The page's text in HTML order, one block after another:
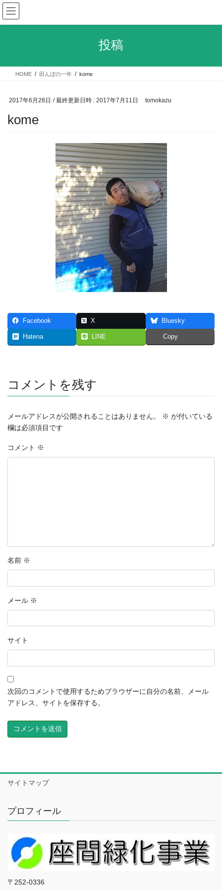
コ
ン
テ
ス
ナ
ビ
ゲ
ン
投稿
HOME 田んぼの一年 kome
2017年6月28日 / 最終更新日時 : 2017年7月11日 tomokazu
kome
Facebook X Bluesky
Hatena LINE Copy
コメントを残す
メールアドレスが公開されることはありません。 ※ が付いている
欄は必須項目です
コメント ※
名前 ※
メール ※
サイト
次回のコメントで使用するためブラウザーに自分の名前、メール
アドレス、サイトを保存する。
サイトマップ
プロフィール
〒252-0336